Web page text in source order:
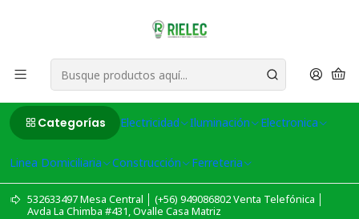
Categorías Electricidad Iluminación Electronica
Linea Domiciliaria Construcción Ferreteria
532633497 Mesa Central │ (+56) 949086802 Venta Telefónica │
Avda La Chimba #431, Ovalle Casa Matriz